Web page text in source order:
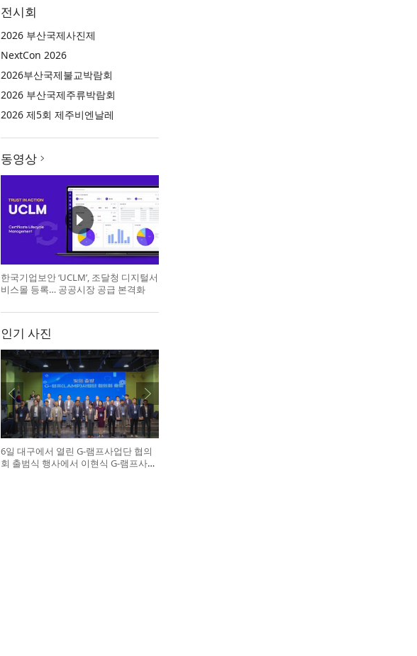
전시회
2026 부산국제사진제
NextCon 2026
2026부산국제불교박람회
2026 부산국제주류박람회
2026 제5회 제주비엔날레
동영상
한국기업보안 ‘UCLM’, 조달청 디지털서
비스몰 등록… 공공시장 공급 본격화
인기 사진
6일 대구에서 열린 G-램프사업단 협의
회 출범식 행사에서 이현식 G-램프사업